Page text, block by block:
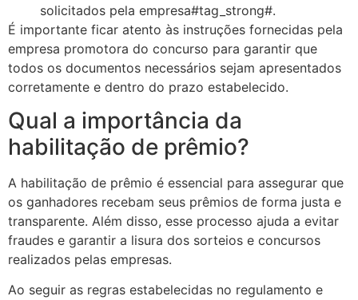
solicitados pela empresa#tag_strong#.
É importante ficar atento às instruções fornecidas pela
empresa promotora do concurso para garantir que
todos os documentos necessários sejam apresentados
corretamente e dentro do prazo estabelecido.
Qual a importância da
habilitação de prêmio?
A habilitação de prêmio é essencial para assegurar que
os ganhadores recebam seus prêmios de forma justa e
transparente. Além disso, esse processo ajuda a evitar
fraudes e garantir a lisura dos sorteios e concursos
realizados pelas empresas.
Ao seguir as regras estabelecidas no regulamento e